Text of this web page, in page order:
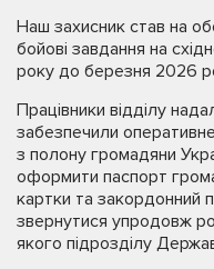
Наш захисник став на
бойові завдання на
року до березня 2026
Працівники відділу
забезпечили
з полону громадяни
оформити паспорт
картки та закордонний
звернутися упродовж
якого підрозділу